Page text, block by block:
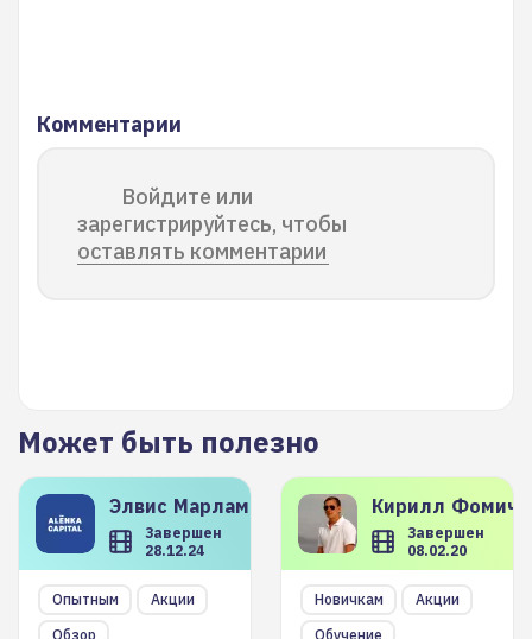
Комментарии
Войдите или
зарегистрируйтесь, чтобы
оставлять комментарии
Может быть полезно
Элвис Марламов
Завершен
28.12.24
Опытным
Акции
Обзор
Кирилл
Завершен
08.02.20
Новичкам
Акции
Обучение